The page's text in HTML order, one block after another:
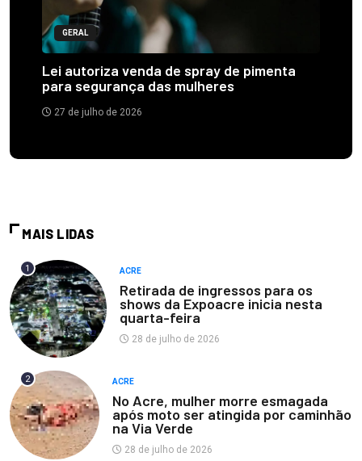
GERAL
Lei autoriza venda de spray de pimenta
para segurança das mulheres
27 de julho de 2026
MAIS LIDAS
1 ACRE
Retirada de ingressos para os
shows da Expoacre inicia nesta
quarta-feira
28 de julho de 2026
2 ACRE
No Acre, mulher morre esmagada
após moto ser atingida por caminhão
na Via Verde
28 de julho de 2026